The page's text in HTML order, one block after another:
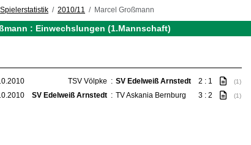
Spielerstatistik 2010/11 Marcel Großmann
: Einwechslungen (1.Mannschaft)
TSV Völpke : SV Edelweiß Arnstedt 2 : 1 (1)
SV Edelweiß Arnstedt : TV Askania Bernburg 3 : 2 (1)